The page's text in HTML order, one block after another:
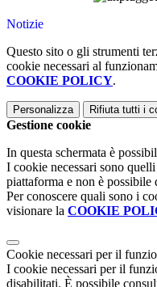
Notizie
Questo sito o gli strumenti
cookie necessari al
COOKIE POLICY.
Personalizza Rifiuta tutti i
Gestione cookie
In questa schermata è
I cookie necessari sono
piattaforma e non è possibile
Per conoscere quali sono i
visionare la COOKIE
Cookie necessari per il
I cookie necessari per il
disabilitati. È possibile